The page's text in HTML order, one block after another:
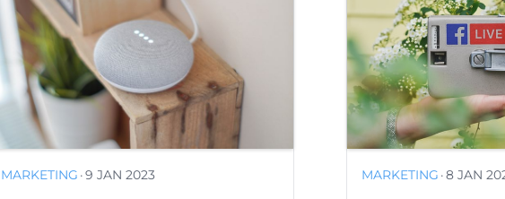
MARKETING ·9 JAN 2023 MARKETING ·8 JAN